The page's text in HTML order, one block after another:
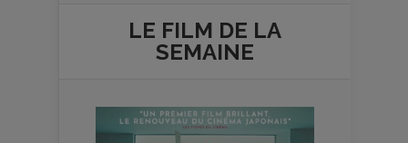
LE FILM DE LA
SEMAINE